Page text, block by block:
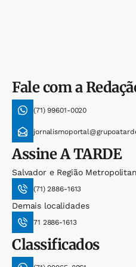
Fale com a
(71) 99601-0020
AssineA TARDE
Salvador e Região
(71) 2886-1613
Demais localidades
71 2886-1613
Classificados